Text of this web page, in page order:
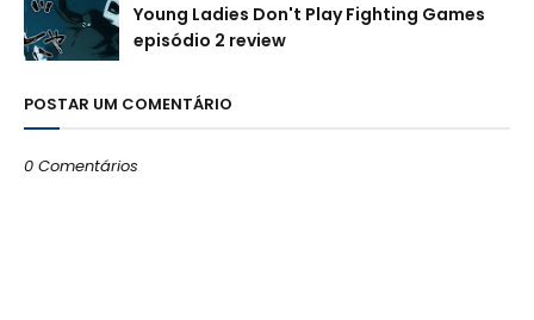
Young Ladies Don't Play Fighting Games
episódio 2 review
POSTAR UM COMENTÁRIO
0 Comentários